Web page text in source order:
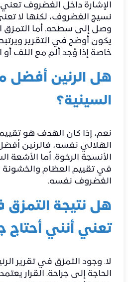
الإشارة داخل الغضروف
نسيج الغضروف، لكنها لا
وصل إلى سطحه. أما التمزق
يكون أوضح في التقرير ويرتبط
خاصة إذا وُجد ألم مع اللف أو
هل الرنين أفضل
السينية؟
نعم، إذا كان الهدف هو
الهلالي نفسه، فالرنين
الأنسجة الرخوة. أما الأشعة
في تقييم العظام والخشونة
الغضروف نفسه.
هل نتيجة التمزق
تعني أنني أحتاج
لا. وجود التمزق في تقرير
الحاجة إلى جراحة. القرار